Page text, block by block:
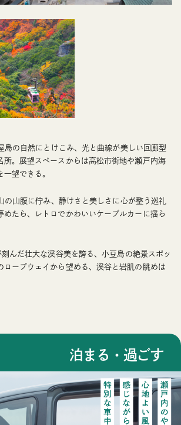
島の自然にとけこみ、光と曲線が美しい回廊型
所。展望スペースからは高松市街地や瀬戸内海
一望できる。
の山腹に佇み、静けさと美しさに心が整う巡礼
めたら、レトロでかわいいケーブルカーに揺ら
刻んだ壮大な渓谷美を誇る、小豆島の絶景スポッ
ロープウェイから望める、渓谷と岩肌の眺めは
泊まる・過ごす